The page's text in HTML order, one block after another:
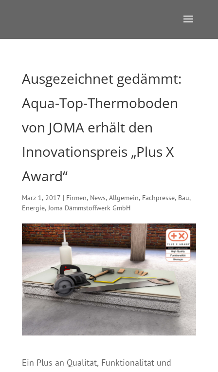
Ausgezeichnet gedämmt:
Aqua-Top-Thermoboden
von JOMA erhält den
Innovationspreis „Plus X
Award“
März 1, 2017 | Firmen, News, Allgemein, Fachpresse, Bau,
Energie,Joma Dämmstoffwerk GmbH
Ein Plus an Qualität, Funktionalität und